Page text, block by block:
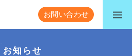
お問い合わせ
お知らせ